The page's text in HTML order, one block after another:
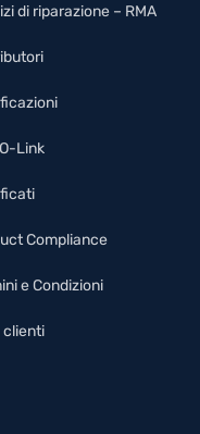
di riparazione – RMA
Link
Compliance
e Condizioni
clienti